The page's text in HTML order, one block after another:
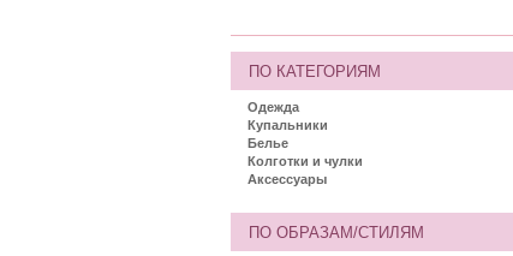
ПО КАТЕГОРИЯМ
Одежда
Купальники
Белье
Колготки и чулки
Аксессуары
ПО ОБРАЗАМ/СТИЛЯМ